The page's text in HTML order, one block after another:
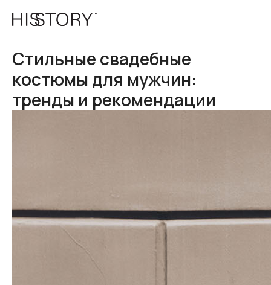
Стильные свадебные
костюмы для мужчин:
тренды и рекомендации